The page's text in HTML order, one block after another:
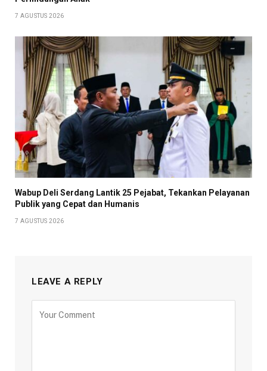
7 AGUSTUS 2026
Wabup Deli Serdang Lantik 25 Pejabat, Tekankan Pelayanan
Publik yang Cepat dan Humanis
7 AGUSTUS 2026
LEAVE A REPLY